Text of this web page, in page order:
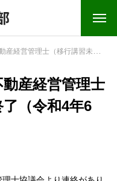
講習未修了）終了（令和4年6月15日）について
産経営管理士
了（令和4年6